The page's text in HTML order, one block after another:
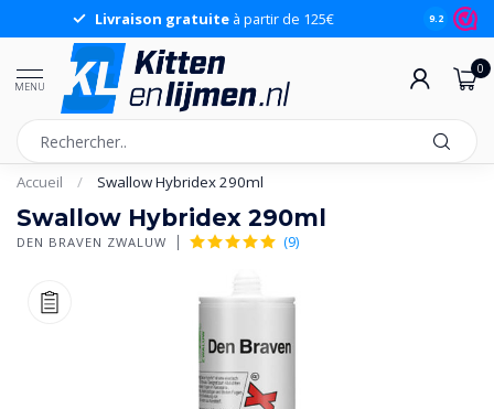
Livraison gratuite à partir de 125€ 9.2
MENU
0
Accueil / Swallow Hybridex 290ml
Swallow Hybridex 290ml
DEN BRAVEN ZWALUW (9)